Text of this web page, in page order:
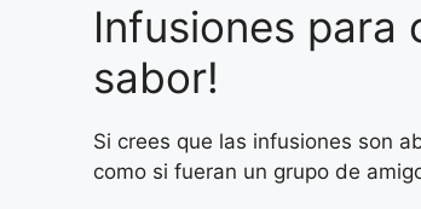
Infusiones para
sabor!
Si crees que las infusiones son
como si fueran un grupo de